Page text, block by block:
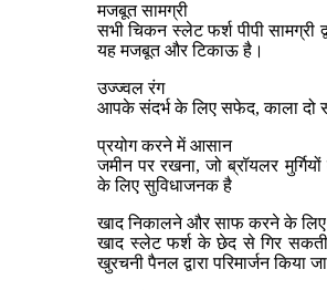
मजबूत सामग्री
सभी चिकन स्लेट फर्श पीपी सामग्री
यह मजबूत और टिकाऊ है।
उज्ज्वल रंग
आपके संदर्भ के लिए सफेद, काला दो
प्रयोग करने में आसान
जमीन पर रखना, जो ब्रॉयलर
के लिए सुविधाजनक है
खाद निकालने और साफ करने के
खाद स्लेट फर्श के छेद से गिर
खुरचनी पैनल द्वारा परिमार्जन किया